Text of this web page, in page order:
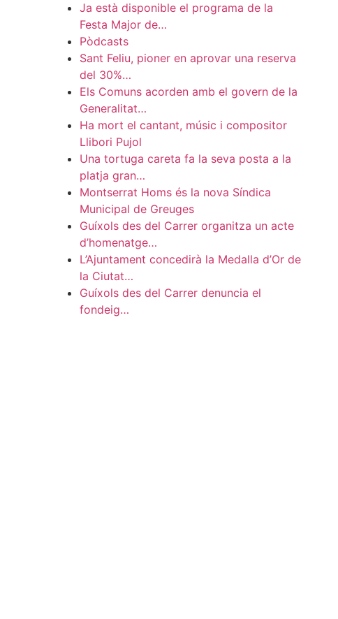
Ja està disponible el programa de la
Festa Major de…
Pòdcasts
Sant Feliu, pioner en aprovar una reserva
del 30%…
Els Comuns acorden amb el govern de la
Generalitat…
Ha mort el cantant, músic i compositor
Llibori Pujol
Una tortuga careta fa la seva posta a la
platja gran…
Montserrat Homs és la nova Síndica
Municipal de Greuges
Guíxols des del Carrer organitza un acte
d’homenatge…
L’Ajuntament concedirà la Medalla d’Or de
la Ciutat…
Guíxols des del Carrer denuncia el
fondeig…